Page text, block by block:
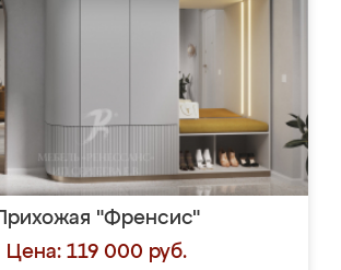
"Френсис"
Цена: 119 000 руб.